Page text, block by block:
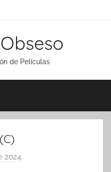
de Películas
2024